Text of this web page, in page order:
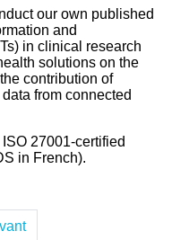
our own published
and
in clinical research
solutions on the
contribution of
from connected
27001-certified
in French).